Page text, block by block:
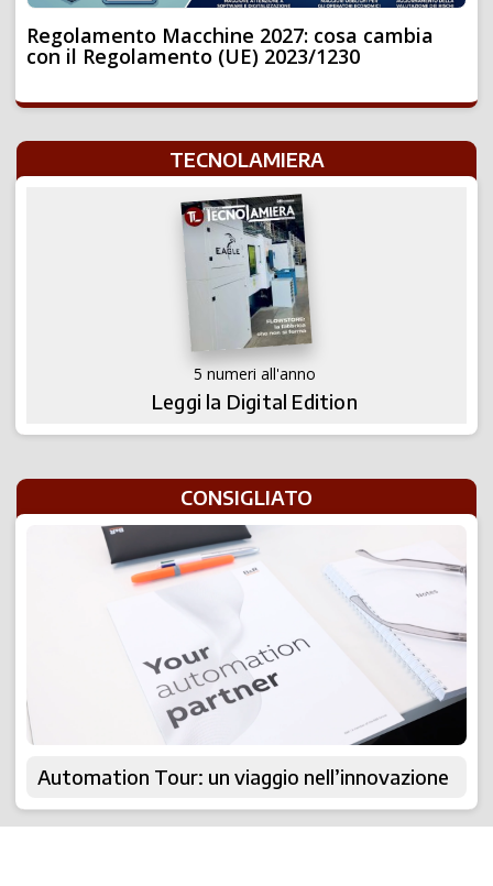
Regolamento Macchine 2027: cosa cambia
con il Regolamento (UE) 2023/1230
TECNOLAMIERA
5 numeri all'anno
Leggi la Digital Edition
CONSIGLIATO
Automation Tour: un viaggio nell’innovazione